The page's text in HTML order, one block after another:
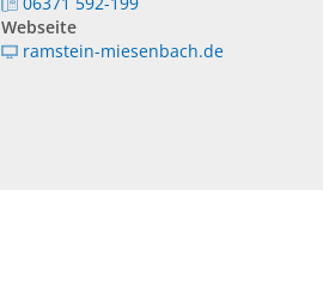
Webseite
ramstein-miesenbach.de